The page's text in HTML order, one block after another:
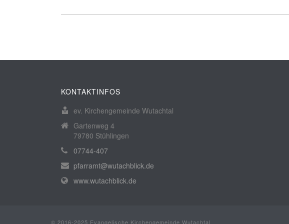
KONTAKTINFOS
ev. Kirchengemeinde Wutachtal
Gartenweg 4
79780 Stühlingen
07744-407
pfarramt@wutachblick.de
www.wutachblick.de
© 2016-2025 Evangelische Kirchengemeinde Wutachtal